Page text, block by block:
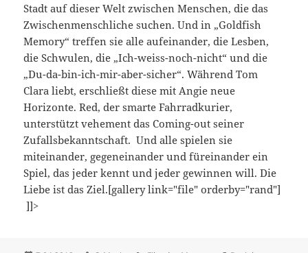
Stadt auf dieser Welt zwischen Menschen, die das
Zwischenmenschliche suchen. Und in „Goldfish
Memory“ treffen sie alle aufeinander, die Lesben,
die Schwulen, die „Ich-weiss-noch-nicht“ und die
„Du-da-bin-ich-mir-aber-sicher“. Während Tom
Clara liebt, erschließt diese mit Angie neue
Horizonte. Red, der smarte Fahrradkurier,
unterstützt vehement das Coming-out seiner
Zufallsbekanntschaft. Und alle spielen sie
miteinander, gegeneinander und füreinander ein
Spiel, das jeder kennt und jeder gewinnen will. Die
Liebe ist das Ziel.[gallery link="file" orderby="rand"]
]]>